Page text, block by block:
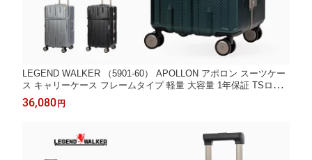
LEGEND WALKER （5901-60） APOLLON アポロン スーツケー
ス キャリーケース フレームタイプ 軽量 大容量 1年保証 TSロッ
ク フロントオープン 日乃本錠前社製 ストッパー付 ダブルキャス
ター USBポート 防犯ファスナー カジュアル 出張 防災 Mサイズ
36,080円